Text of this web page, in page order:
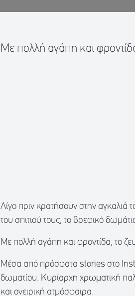
Με πολλή αγάπη και
Λίγο πριν κρατήσουν στην αγκαλιά
του σπιτιού τους, το βρεφικό
Με πολλή αγάπη και φροντίδα, το
Μέσα από πρόσφατα stories στο
δωματίου. Κυρίαρχη χρωματική
και ονειρική ατμόσφαιρα.